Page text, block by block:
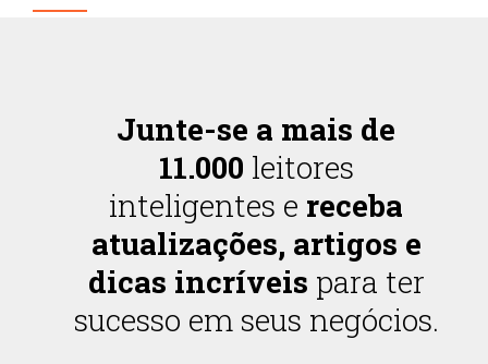
Junte-se a mais de
11.000 leitores
inteligentes e receba
atualizações, artigos e
dicas incríveis para ter
sucesso em seus negócios.